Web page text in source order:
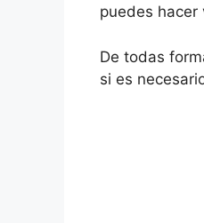
puedes hacer
De todas
si es